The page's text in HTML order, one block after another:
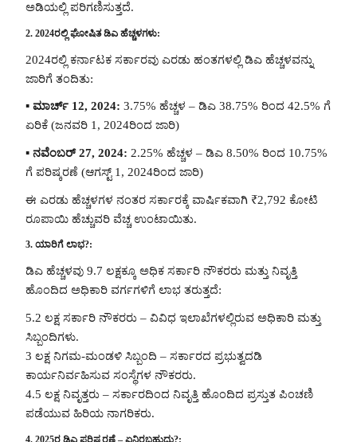
ಅಡಿಯಲ್ಲಿ ಪರಿಗಣಿಸುತ್ತದೆ.
2. 2024ರಲ್ಲಿ ಘೋಷಿತ ಡಿಎ ಹೆಚ್ಚಳಗಳು:
2024ರಲ್ಲಿ ಕರ್ನಾಟಕ ಸರ್ಕಾರವು ಎರಡು ಹಂತಗಳಲ್ಲಿ ಡಿಎ ಹೆಚ್ಚಳವನ್ನು
ಜಾರಿಗೆ ತಂದಿತು:
▪️ ಮಾರ್ಚ್ 12, 2024: 3.75% ಹೆಚ್ಚಳ – ಡಿಎ 38.75% ರಿಂದ 42.5% ಗೆ
ಏರಿಕೆ (ಜನವರಿ 1, 2024ರಿಂದ ಜಾರಿ)
▪️ ನವೆಂಬರ್ 27, 2024: 2.25% ಹೆಚ್ಚಳ – ಡಿಎ 8.50% ರಿಂದ 10.75%
ಗೆ ಪರಿಷ್ಕರಣೆ (ಆಗಸ್ಟ್ 1, 2024ರಿಂದ ಜಾರಿ)
ಈ ಎರಡು ಹೆಚ್ಚಳಗಳ ನಂತರ ಸರ್ಕಾರಕ್ಕೆ ವಾರ್ಷಿಕವಾಗಿ ₹2,792 ಕೋಟಿ
ರೂಪಾಯಿ ಹೆಚ್ಚುವರಿ ವೆಚ್ಚ ಉಂಟಾಯಿತು.
3. ಯಾರಿಗೆ ಲಾಭ?:
ಡಿಎ ಹೆಚ್ಚಳವು 9.7 ಲಕ್ಷಕ್ಕೂ ಅಧಿಕ ಸರ್ಕಾರಿ ನೌಕರರು ಮತ್ತು ನಿವೃತ್ತಿ
ಹೊಂದಿದ ಅಧಿಕಾರಿ ವರ್ಗಗಳಿಗೆ ಲಾಭ ತರುತ್ತದೆ:
5.2 ಲಕ್ಷ ಸರ್ಕಾರಿ ನೌಕರರು – ವಿವಿಧ ಇಲಾಖೆಗಳಲ್ಲಿರುವ ಅಧಿಕಾರಿ ಮತ್ತು
ಸಿಬ್ಬಂದಿಗಳು.
3 ಲಕ್ಷ ನಿಗಮ-ಮಂಡಳಿ ಸಿಬ್ಬಂದಿ – ಸರ್ಕಾರದ ಪ್ರಭುತ್ವದಡಿ
ಕಾರ್ಯನಿರ್ವಹಿಸುವ ಸಂಸ್ಥೆಗಳ ನೌಕರರು.
4.5 ಲಕ್ಷ ನಿವೃತ್ತರು – ಸರ್ಕಾರದಿಂದ ನಿವೃತ್ತಿ ಹೊಂದಿದ ಪ್ರಸ್ತುತ ಪಿಂಚಣಿ
ಪಡೆಯುವ ಹಿರಿಯ ನಾಗರಿಕರು.
4. 2025ರ ಡಿಎ ಪರಿಷ್ಕರಣೆ – ಏನಿರಬಹುದು?: